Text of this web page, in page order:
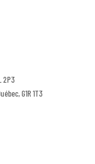
2P3
G1R 1T3